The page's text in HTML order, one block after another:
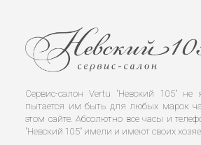
Сервис-салон Vertu "Невский 105"
пытается им быть для любых марок
этом сайте. Абсолютно все часы и
"Невский 105" имели и имеют своих